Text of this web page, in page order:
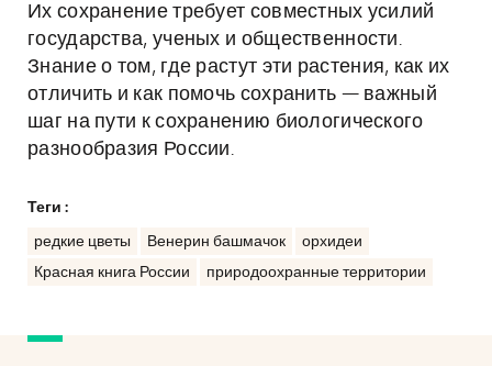
Их сохранение требует совместных усилий
государства, ученых и общественности.
Знание о том, где растут эти растения, как их
отличить и как помочь сохранить — важный
шаг на пути к сохранению биологического
разнообразия России.
Теги :
редкие цветы Венерин башмачок
орхидеи
Красная книга России
природоохранные территории